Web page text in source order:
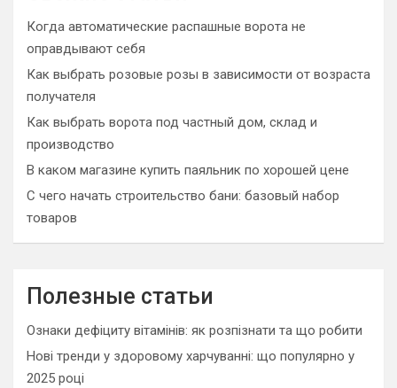
Когда автоматические распашные ворота не
оправдывают себя
Как выбрать розовые розы в зависимости от возраста
получателя
Как выбрать ворота под частный дом, склад и
производство
В каком магазине купить паяльник по хорошей цене
С чего начать строительство бани: базовый набор
товаров
Полезные статьи
Ознаки дефіциту вітамінів: як розпізнати та що робити
Нові тренди у здоровому харчуванні: що популярно у
2025 році